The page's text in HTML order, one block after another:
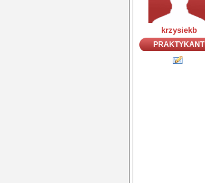
krzysiekb
PRAKTYKANT